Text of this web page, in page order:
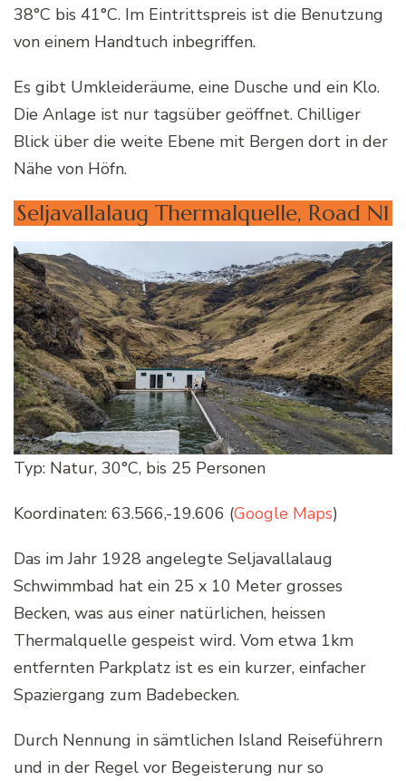
38°C bis 41°C. Im Eintrittspreis ist die Benutzung
von einem Handtuch inbegriffen.
Es gibt Umkleideräume, eine Dusche und ein Klo.
Die Anlage ist nur tagsüber geöffnet. Chilliger
Blick über die weite Ebene mit Bergen dort in der
Nähe von Höfn.
Seljavallalaug Thermalquelle, Road N1
Typ: Natur, 30°C, bis 25 Personen
Koordinaten: 63.566,-19.606 (Google Maps)
Das im Jahr 1928 angelegte Seljavallalaug
Schwimmbad hat ein 25 x 10 Meter grosses
Becken, was aus einer natürlichen, heissen
Thermalquelle gespeist wird. Vom etwa 1km
entfernten Parkplatz ist es ein kurzer, einfacher
Spaziergang zum Badebecken.
Durch Nennung in sämtlichen Island Reiseführern
und in der Regel vor Begeisterung nur so